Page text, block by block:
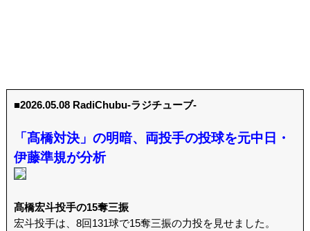
■2026.05.08 RadiChubu-ラジチューブ-
「髙橋対決」の明暗、両投手の投球を元中日・
伊藤準規が分析
髙橋宏斗投手の15奪三振
宏斗投手は、8回131球で15奪三振の力投を見せました。